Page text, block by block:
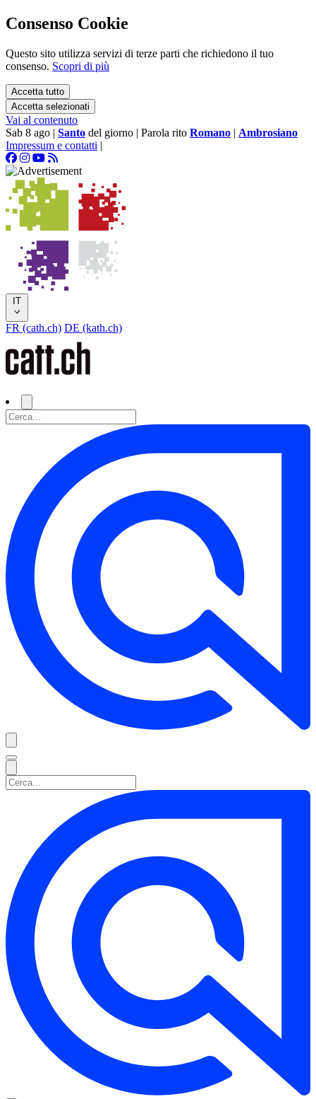
Consenso Cookie
Questo sito utilizza servizi di terze parti che richiedono il tuo
consenso. Scopri di più
Accetta tutto
Accetta selezionati
Vai al contenuto
Sab 8 ago | Santo del giorno | Parola rito Romano | Ambrosiano
Impressum e contatti |
IT
FR (cath.ch) DE (kath.ch)